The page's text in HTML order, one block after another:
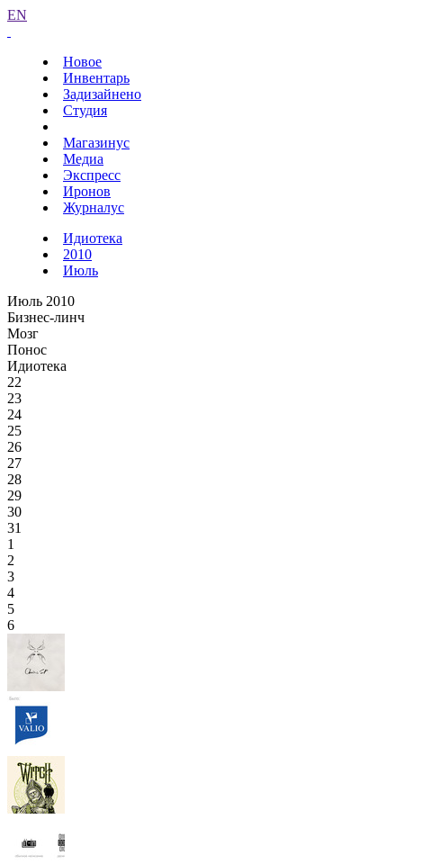
EN
Новое
Инвентарь
Задизайнено
Студия
Магазинус
Медиа
Экспресс
Иронов
Журналус
Идиотека
2010
Июль
Июль 2010
Бизнес-линч
Мозг
Понос
Идиотека
22
23
24
25
26
27
28
29
30
31
1
2
3
4
5
6